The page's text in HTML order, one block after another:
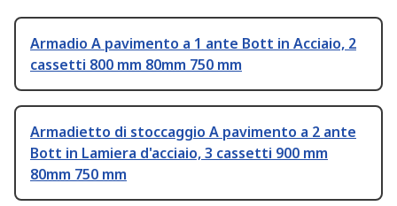
Armadio A pavimento a 1 ante Bott in Acciaio, 2
cassetti 800 mm 80mm 750 mm
Armadietto di stoccaggio A pavimento a 2 ante
Bott in Lamiera d'acciaio, 3 cassetti 900 mm
80mm 750 mm